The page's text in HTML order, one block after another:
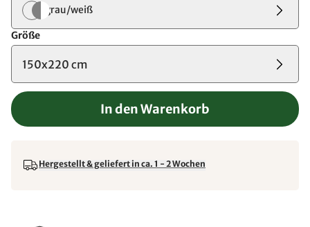
grau/weiß
Größe
150x220 cm
In den Warenkorb
Hergestellt & geliefert in ca. 1 - 2 Wochen